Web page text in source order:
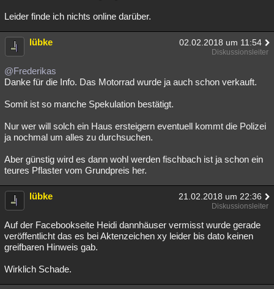
Leider finde ich nichts online darüber.
lübke 02.02.2018 um 11:54
Diskussionsleiter
@Frederikas
Danke für die Info. Das Motorrad wurde ja auch schon verkauft.
Somit ist so manche Spekulation bestätigt.
Nur wer will solch ein Haus ersteigern eventuell kommt die Polizei
ja nochmal um alles zu durchsuchen.
Aber günstig wird es dann wohl werden fischbach ist ja schon ein
teures Pflaster vom Grundpreis her.
lübke 21.02.2018 um 22:36
Diskussionsleiter
Auf der Facebookseite Heidi dannhäuser vermisst wurde gerade
veröffentlicht das es bei Aktenzeichen xy leider bis dato keinen
greifbaren Hinweis gab.
Wirklich Schade.